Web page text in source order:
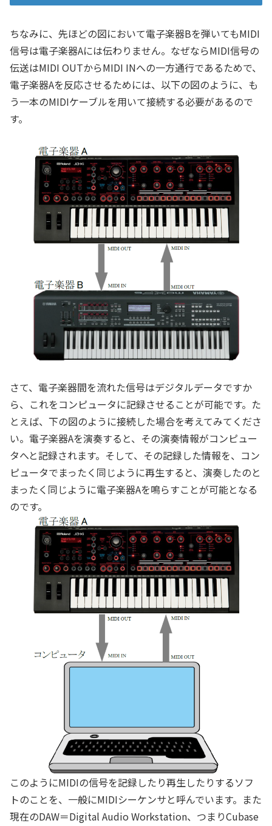
ちなみに、先ほどの図において電子楽器Bを弾いてもMIDI
信号は電子楽器Aには伝わりません。なぜならMIDI信号の
伝送はMIDI OUTからMIDI INへの一方通行であるためで、
電子楽器Aを反応させるためには、以下の図のように、も
う一本のMIDIケーブルを用いて接続する必要があるので
す。
さて、電子楽器間を流れた信号はデジタルデータですか
ら、これをコンピュータに記録させることが可能です。た
とえば、下の図のように接続した場合を考えてみてくださ
い。電子楽器Aを演奏すると、その演奏情報がコンピュー
タへと記録されます。そして、その記録した情報を、コン
ピュータでまったく同じように再生すると、演奏したのと
まったく同じように電子楽器Aを鳴らすことが可能となる
のです。
このようにMIDIの信号を記録したり再生したりするソフ
トのことを、一般にMIDIシーケンサと呼んでいます。また
現在のDAW＝Digital Audio Workstation、つまりCubase